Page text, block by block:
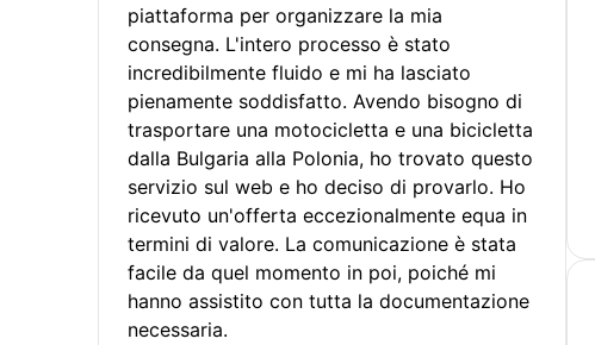
piattaforma per organizzare la mia
consegna. L'intero processo è stato
incredibilmente fluido e mi ha lasciato
pienamente soddisfatto. Avendo bisogno di
trasportare una motocicletta e una bicicletta
dalla Bulgaria alla Polonia, ho trovato questo
servizio sul web e ho deciso di provarlo. Ho
ricevuto un'offerta eccezionalmente equa in
termini di valore. La comunicazione è stata
facile da quel momento in poi, poiché mi
hanno assistito con tutta la documentazione
necessaria.